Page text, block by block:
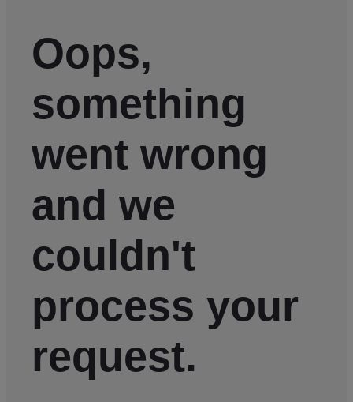
Oops,
something
went wrong
and we
couldn't
process your
request.